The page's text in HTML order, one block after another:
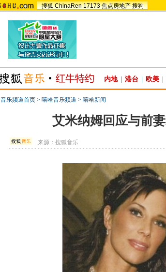
搜狐 ChinaRen 17173 焦点房地产 搜狗
内地 港台 欧美
音乐频道首页 > 嘻哈音乐频道 > 嘻哈新闻
艾米纳姆回应与前
来源：搜狐音乐